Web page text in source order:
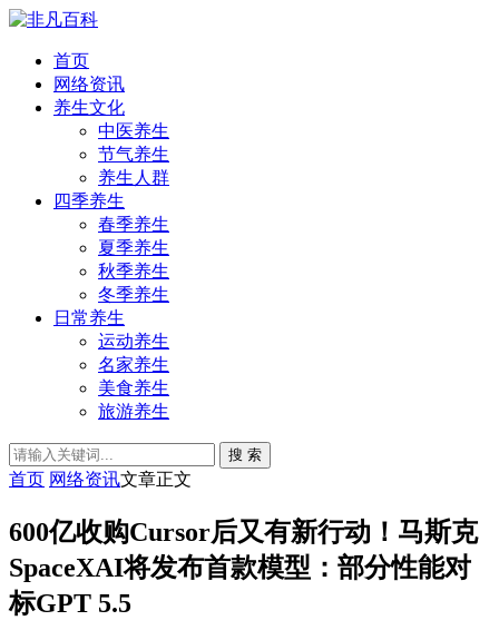
首页
网络资讯
养生文化
中医养生
节气养生
养生人群
四季养生
春季养生
夏季养生
秋季养生
冬季养生
日常养生
运动养生
名家养生
美食养生
旅游养生
搜 索
首页 网络资讯文章正文
600亿收购Cursor后又有新行动！马斯克
SpaceXAI将发布首款模型：部分性能对
标GPT 5.5